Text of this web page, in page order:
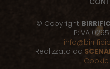
© Copyright
P:IVA
Realizzato da
Cookie